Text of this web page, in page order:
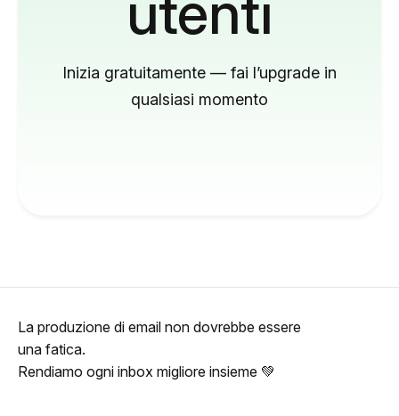
Inizia gratuitamente — fai l’upgrade in
qualsiasi momento
La produzione di email non dovrebbe essere
una fatica.
Rendiamo ogni inbox migliore insieme 💚